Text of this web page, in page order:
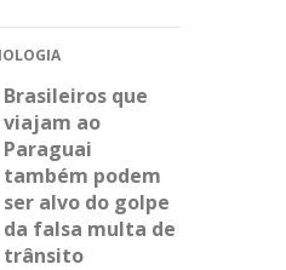
Brasileiros que
viajam ao
Paraguai
também podem
ser alvo do golpe
da falsa multa de
trânsito